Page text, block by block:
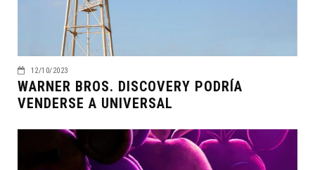
12/10/2023
WARNER BROS. DISCOVERY PODRÍA
VENDERSE A UNIVERSAL